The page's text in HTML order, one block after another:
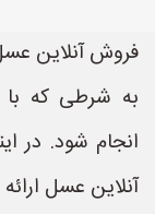
فروش آنلاین
به شرطی که با
انجام شود. در
آنلاین عسل